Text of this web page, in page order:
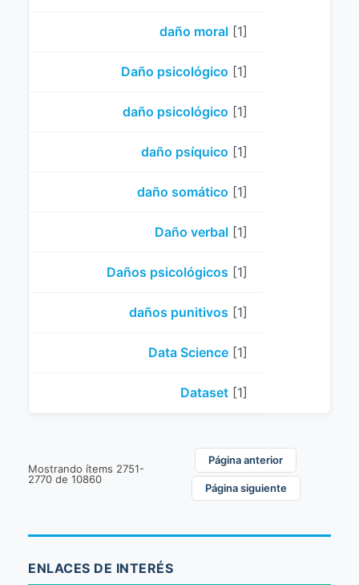
daño moral [1]
Daño psicológico [1]
daño psicológico [1]
daño psíquico [1]
daño somático [1]
Daño verbal [1]
Daños psicológicos [1]
daños punitivos [1]
Data Science [1]
Dataset [1]
Mostrando ítems 2751-
2770 de 10860
Página anterior
Página siguiente
ENLACES DE INTERÉS